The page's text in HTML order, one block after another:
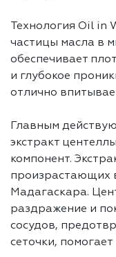
Технология Oil
частицы масла в
обеспечивает
и глубокое
отлично
Главным
экстракт
компонент.
произрастающих
Мадагаскара.
раздражение и
сосудов,
сеточки,